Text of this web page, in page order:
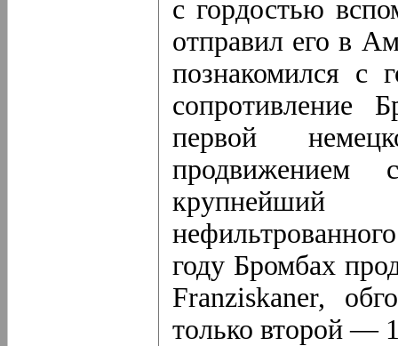
с гордостью
отправил его в
познакомился с
сопротивление
первой
продвижением
году Бромбах
Franziskaner,
только второй —